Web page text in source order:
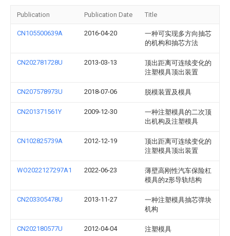
Publication Publication Date Title
CN105500639A 2016-04-20
一种可实现多方向抽芯
的机构和抽芯方法
CN202781728U 2013-03-13
顶出距离可连续变化的
注塑模具顶出装置
CN207578973U 2018-07-06 脱模装置及模具
CN201371561Y 2009-12-30
一种注塑模具的二次顶
出机构及注塑模具
CN102825739A 2012-12-19
顶出距离可连续变化的
注塑模具顶出装置
WO2022127297A1 2022-06-23
薄壁高刚性汽车保险杠
模具的z形导轨结构
CN203305478U 2013-11-27
一种注塑模具抽芯弹块
机构
CN202180577U 2012-04-04 注塑模具